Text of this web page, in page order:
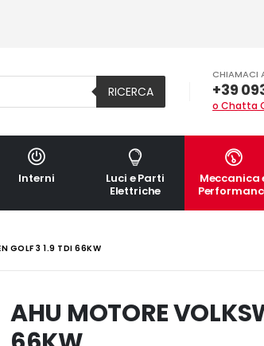
RICERCA
CHIAMACI
+39
o Chatta
Interni
Luci e Parti
Elettriche
Meccanica
GOLF 3 1.9 TDI 66KW
AHU MOTORE